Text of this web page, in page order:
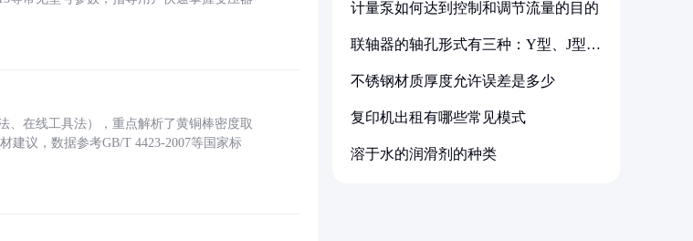
、在线工具法），重点解析了黄铜棒密度取
建议，数据参考GB/T 4423-2007等国家标
计量泵如何达到控制和调节流量的目的
联轴器的轴孔形式有三种：Y型、J型、
不锈钢材质厚度允许误差是多少
复印机出租有哪些常见模式
溶于水的润滑剂的种类